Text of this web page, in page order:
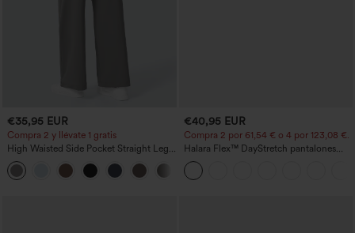
€35,95 EUR
Compra 2 y llévate 1 gratis
High Waisted Side Pocket Straight Leg
Work Pants
€40,95 EUR
Compra 2 por 61,54 € o 4 por 123,08 €.
Halara Flex™ DayStretch pantalones
acampanados de trabajo de tiro medio
con bolsillo lateral con cremallera